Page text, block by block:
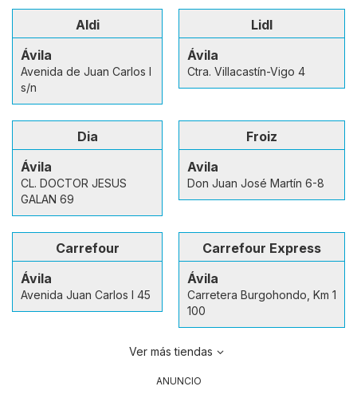
Aldi
Ávila
Avenida de Juan Carlos I
s/n
Lidl
Ávila
Ctra. Villacastín-Vigo 4
Dia
Ávila
CL. DOCTOR JESUS
GALAN 69
Froiz
Avila
Don Juan José Martín 6-8
Carrefour
Ávila
Avenida Juan Carlos I 45
Carrefour Express
Ávila
Carretera Burgohondo, Km 1
100
Ver más tiendas
ANUNCIO